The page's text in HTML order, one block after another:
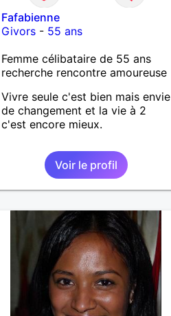
Fafabienne
Givors- 55 ans
Femme célibataire de 55 ans
recherche rencontre amoureuse
Vivre seule c'est bien mais envie
de changement et la vie à 2
c'est encore mieux.
Voir le profil